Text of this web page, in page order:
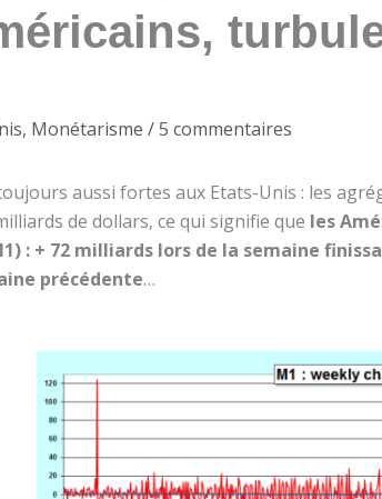
, Monétarisme /5 commentaires
aussi fortes aux Etats-Unis : les
de dollars, ce qui signifie que les
: + 72 milliards lors de la semaine
précédente…